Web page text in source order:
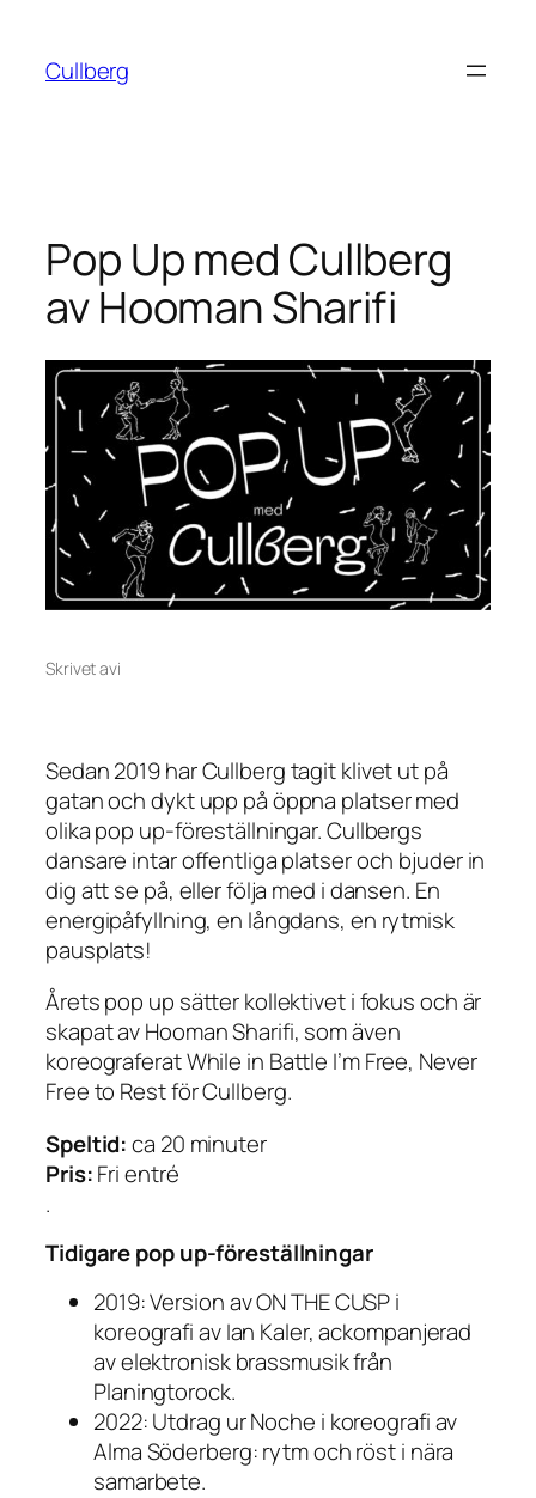
innehåll
Cullberg
Pop Up med Cullberg
av Hooman Sharifi
Skrivet avi
Sedan 2019 har Cullberg tagit klivet ut på
gatan och dykt upp på öppna platser med
olika pop up-föreställningar. Cullbergs
dansare intar offentliga platser och bjuder in
dig att se på, eller följa med i dansen. En
energipåfyllning, en långdans, en rytmisk
pausplats!
Årets pop up sätter kollektivet i fokus och är
skapat av Hooman Sharifi, som även
koreograferatWhile in Battle I’m Free, Never
Free to Restför Cullberg.
Speltid:ca 20 minuter
Pris:Fri entré
.
Tidigare pop up-föreställningar
2019: Version avON THE CUSPi
koreografi av Ian Kaler, ackompanjerad
av elektronisk brassmusik från
Planingtorock.
2022: Utdrag urNoche i koreografi av
Alma Söderberg: rytm och röst i nära
samarbete.